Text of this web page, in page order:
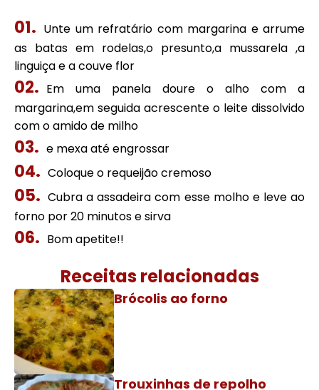
Unte um refratário com margarina e arrume
as batas em rodelas,o presunto,a mussarela ,a
linguiça e a couve flor
Em uma panela doure o alho com a
margarina,em seguida acrescente o leite dissolvido
com o amido de milho
e mexa até engrossar
Coloque o requeijão cremoso
Cubra a assadeira com esse molho e leve ao
forno por 20 minutos e sirva
Bom apetite!!
Receitas relacionadas
Brócolis ao forno
Trouxinhas de repolho